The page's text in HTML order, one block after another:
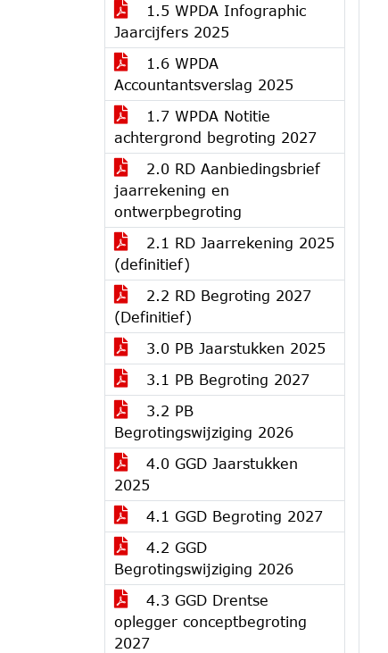
1.5 WPDA Infographic
Jaarcijfers 2025
1.6 WPDA
Accountantsverslag 2025
1.7 WPDA Notitie
achtergrond begroting 2027
2.0 RD Aanbiedingsbrief
jaarrekening en
ontwerpbegroting
2.1 RD Jaarrekening 2025
(definitief)
2.2 RD Begroting 2027
(Definitief)
3.0 PB Jaarstukken 2025
3.1 PB Begroting 2027
3.2 PB
Begrotingswijziging 2026
4.0 GGD Jaarstukken
2025
4.1 GGD Begroting 2027
4.2 GGD
Begrotingswijziging 2026
4.3 GGD Drentse
oplegger conceptbegroting
2027